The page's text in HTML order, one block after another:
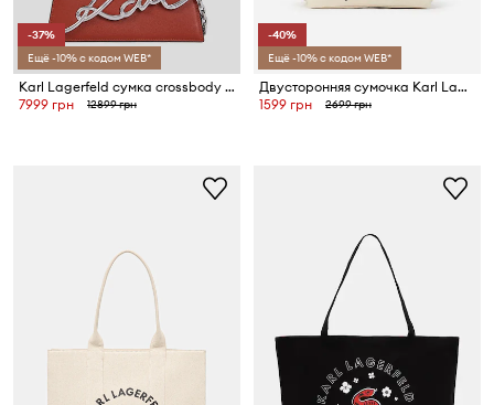
-37%
Ещё -10% с кодом WEB*
Karl Lagerfeld сумка crossbody для женщин из кожи K/SIGNATURE
7999 грн
12899 грн
-40%
Ещё -10% с кодом WEB*
Двусторонняя сумочка Karl Lagerfeld
1599 грн
2699 грн